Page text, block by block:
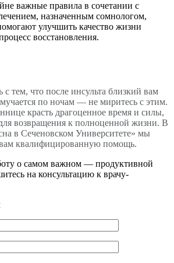
важные правила в сочетании с
назначенным сомнологом,
улучшить качество жизни
восстановления.
тем, что после инсульта близкий вам
по ночам — не миритесь с этим.
красть драгоценное время и силы,
возвращения к полноценной жизни. В
в Сеченовском Университете» мы
квалифицированную помощь.
о самом важном — продуктивной
на консультацию к врачу-